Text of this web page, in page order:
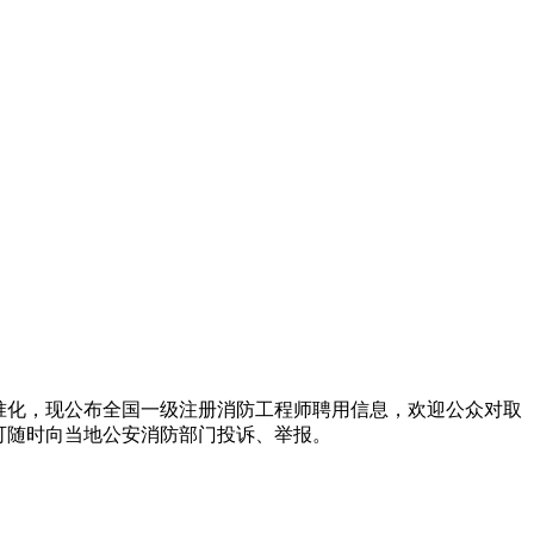
，现公布全国一级注册消防工程师聘用信息，欢迎公众对取
时向当地公安消防部门投诉、举报。